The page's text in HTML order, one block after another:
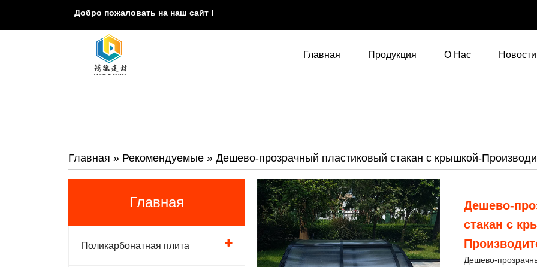
Добро пожаловать на наш сайт !
Главная Продукция О Нас Новости
Главная » Рекомендуемые » Дешево-прозрачный пластиковый стакан с крышкой-
Главная
Поликарбонатная плита
Дешево-
стакан с
Дешево-